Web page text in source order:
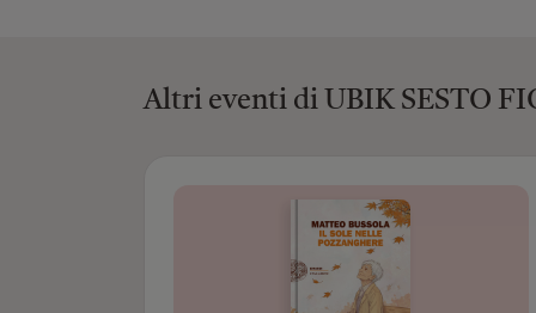
Altri eventi di UBIK SESTO